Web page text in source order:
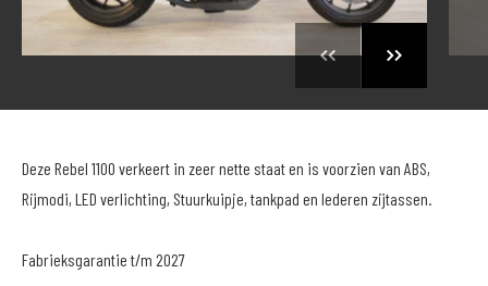
Deze Rebel 1100 verkeert in zeer nette staat en is voorzien van ABS,
Rijmodi, LED verlichting, Stuurkuipje, tankpad en lederen zijtassen.
Fabrieksgarantie t/m 2027